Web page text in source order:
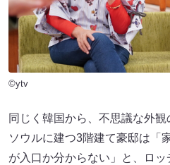
©ytv
同じく韓国から、不思議な外
ソウルに建つ3階建て豪邸は「
が入口か分からない」と、ロ